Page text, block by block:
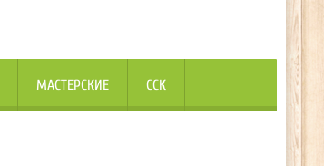
МАСТЕРСКИЕ ССК